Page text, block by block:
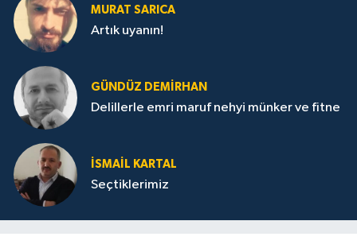
MURAT SARICA
Artık uyanın!
GÜNDÜZ DEMIRHAN
Delillerle emri maruf nehyi münker ve fitne
İSMAIL KARTAL
Seçtiklerimiz